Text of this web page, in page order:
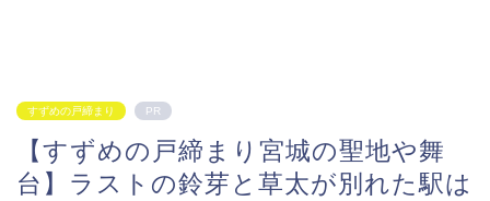
すずめの戸締まり PR
【すずめの戸締まり宮城の聖地や舞
台】ラストの鈴芽と草太が別れた駅は